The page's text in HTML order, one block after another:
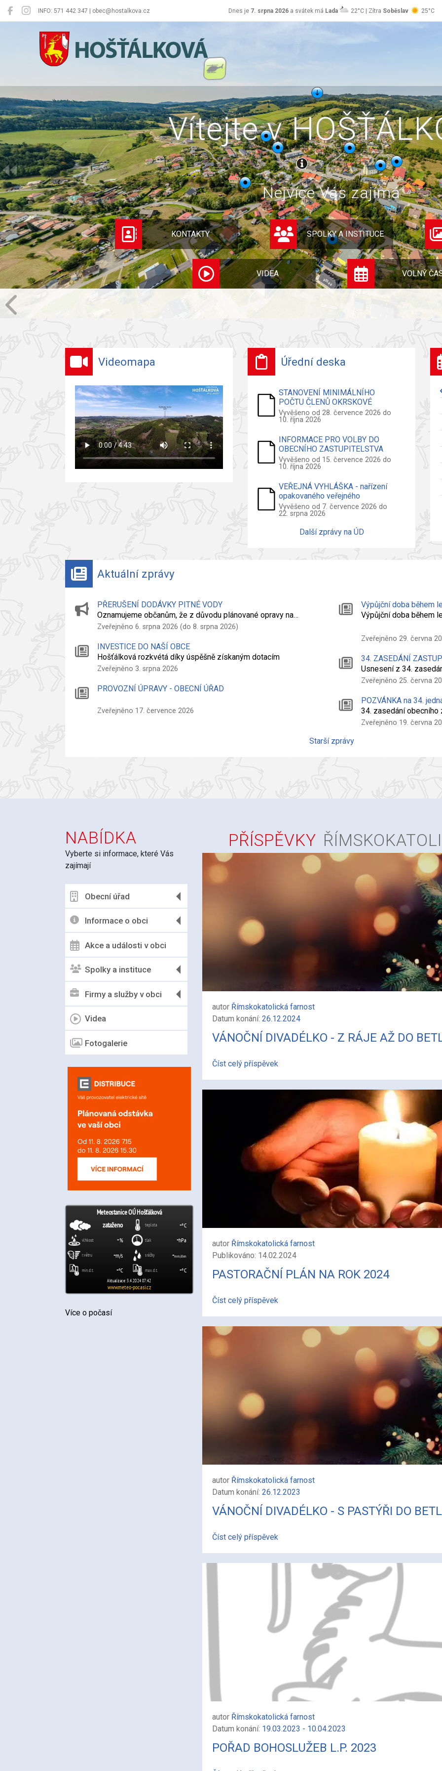
INFO: 571 442 347 | obec@hostalkova.cz Dnes je 7. srpna 2026 a svátek má Lada 22°C | Zítra Soběslav 25°C
Hošťálková
Vítejte v
Nejvíce Vás zajímá
KONTAKTY SPOLKY A INSTITUCE
VIDEA VOLNÝ
Videomapa Úřední deska
STANOVENÍ MINIMÁLNÍHO
POČTU ČLENŮ OKRSKOVÉ
VOLEBNÍ KOMISE - VOLBY DO
ZASTUPITELSTVA OBCE
Vyvěšeno od 28. července 2026 do
10. října 2026
INFORMACE PRO VOLBY DO
OBECNÍHO ZASTUPITELSTVA
2026
Vyvěšeno od 15. července 2026 do
10. října 2026
VEŘEJNÁ VYHLÁŠKA - nařízení
opakovaného veřejného
projednání návrhu územního plánu
Vyvěšeno od 7. července 2026 do
22. srpna 2026
Další zprávy na ÚD
Aktuální zprávy
PŘERUŠENÍ DODÁVKY PITNÉ VODY
Oznamujeme občanům, že z důvodu plánované opravy na…
Zveřejněno 6. srpna 2026 (do 8. srpna 2026)
INVESTICE DO NAŠÍ OBCE
Hošťálková rozkvétá díky úspěšně získaným dotacím
Zveřejněno 3. srpna 2026
PROVOZNÍ ÚPRAVY - OBECNÍ ÚŘAD
Zveřejněno 17. července 2026
Výpůjční doba během
Výpůjční doba během
Zveřejněno 29. června
34. ZASEDÁNÍ
Usnesení z 34.
Zveřejněno 25. června
POZVÁNKA na 34.
34. zasedání
Zveřejněno 19. června
Starší zprávy
NABÍDKA
Vyberte si informace, které Vás
zajímají
Obecní úřad
Informace o obci
Akce a události v obci
Spolky a instituce
Firmy a služby v obci
Videa
Fotogalerie
Více o počasí
PŘÍSPĚVKY
autor Římskokatolická farnost
Datum konání: 26.12.2024
VÁNOČNÍ DIVADÉLKO - Z RÁJE AŽ DO
Číst celý příspěvek
autor Římskokatolická farnost
Publikováno: 14.02.2024
PASTORAČNÍ PLÁN NA ROK 2024
Číst celý příspěvek
autor Římskokatolická farnost
Datum konání: 26.12.2023
VÁNOČNÍ DIVADÉLKO - S PASTÝŘI DO
Číst celý příspěvek
autor Římskokatolická farnost
Datum konání: 19.03.2023 - 10.04.2023
POŘAD BOHOSLUŽEB L.P. 2023